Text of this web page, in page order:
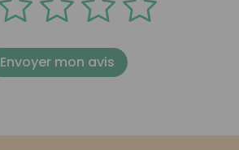
Envoyer mon avis